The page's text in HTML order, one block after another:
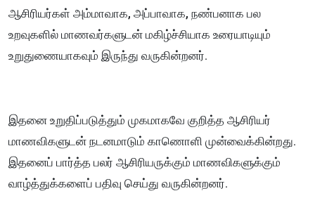
ஆசிரியர்கள் அம்மாவாக, அப்பாவாக, நண்பனாக பல
உறவுகளில் மாணவர்களுடன் மகிழ்ச்சியாக உரையாடியும்
உறுதுணையாகவும் இருந்து வருகின்றனர்.
இதனை உறுதிப்படுத்தும் முகமாகவே குறித்த ஆசிரியர்
மாணவிகளுடன் நடனமாடும் காணொளி முன்வைக்கின்றது.
இதனைப் பார்த்த பலர் ஆசிரியருக்கும் மாணவிகளுக்கும்
வாழ்த்துக்களைப் பதிவு செய்து வருகின்றனர்.